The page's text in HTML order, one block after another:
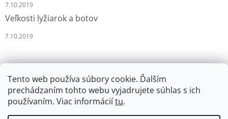
Tento web používa súbory cookie. Ďalším
prechádzaním tohto webu vyjadrujete súhlas s ich
používaním. Viac informáciítu.
7.10.2019
Veľkosti lyžiarok a botov
7.10.2019